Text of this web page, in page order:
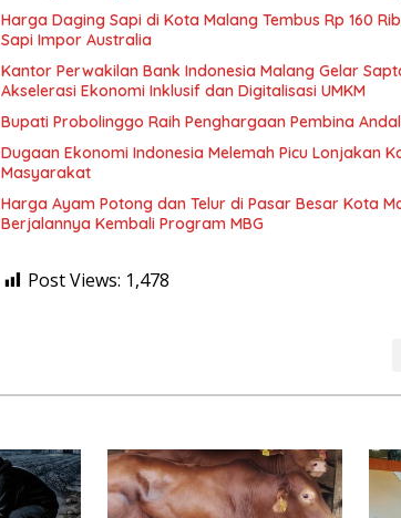
Harga Daging Sapi di Kota Malang Tembus Rp 160
Sapi Impor Australia
Kantor Perwakilan Bank Indonesia Malang Gelar
Akselerasi Ekonomi Inklusif dan Digitalisasi UMKM
Bupati Probolinggo Raih Penghargaan Pembina
Dugaan Ekonomi Indonesia Melemah Picu Lonjakan
Masyarakat
Harga Ayam Potong dan Telur di Pasar Besar Kota
Berjalannya Kembali Program MBG
Post Views: 1,478